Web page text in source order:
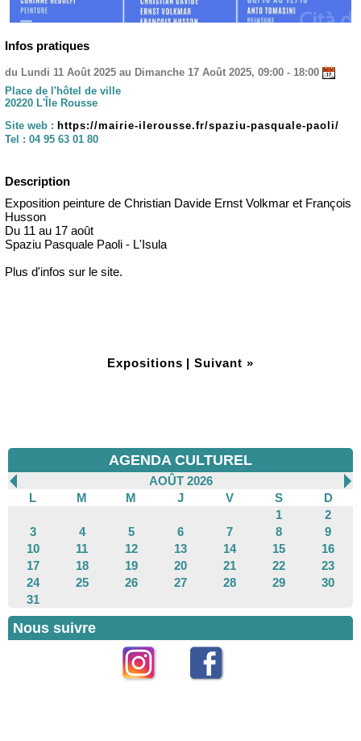
Infos pratiques
du Lundi 11 Août 2025 au Dimanche 17 Août 2025, 09:00 - 18:00
Place de l'hôtel de ville
20220 L'Île Rousse
Site web : https://mairie-ilerousse.fr/spaziu-pasquale-paoli/
Tel : 04 95 63 01 80
Description
Exposition peinture de Christian Davide Ernst Volkmar et François
Husson
Du 11 au 17 août
Spaziu Pasquale Paoli - L'Isula
Plus d'infos sur le site.
Expositions | Suivant »
AGENDA CULTUREL
AOÛT 2026
L
M M J V S
D
1
2
3
4 5 6 7 8
9
10
11 12 13 14 15
16
17
18 19 20 21 22
23
24
25 26 27 28 29
30
31
Nous suivre